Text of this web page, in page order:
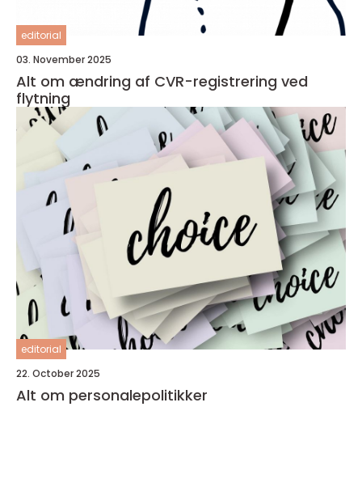
editorial
03. November 2025
Alt om ændring af CVR-registrering ved
flytning
editorial
22. October 2025
Alt om personalepolitikker